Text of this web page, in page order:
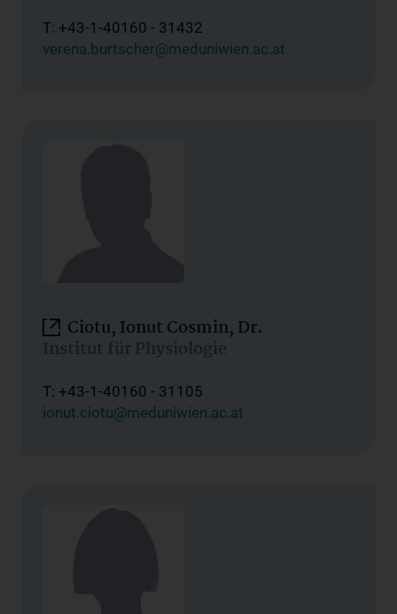
T: +43-1-40160 - 31432
verena.burtscher@meduniwien.ac.at
Ciotu, Ionut Cosmin, Dr.
Institut für Physiologie
T: +43-1-40160 - 31105
ionut.ciotu@meduniwien.ac.at